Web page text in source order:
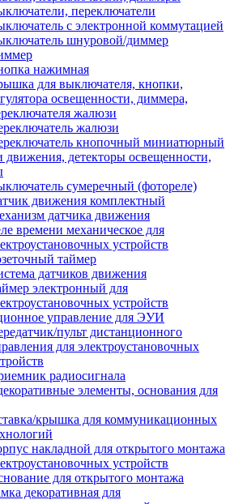
переключатели
с электронной коммутацией
шнуровой/диммер
нажимная
для выключателя, кнопки,
освещенности, диммера,
жалюзи
жалюзи
кнопочный миниатюрный
движения, детекторы освещенности,
сумеречный (фотореле)
движения комплектный
датчика движения
времени механическое для
устройств
таймер
датчиков движения
электронный для
устройств
управление для ЭУИ
пульт дистанционного
для электроустановочных
радиосигнала
элементы, основания для
крышка для коммуникационных
накладной для открытого монтажа
устройств
для открытого монтажа
декоративная для